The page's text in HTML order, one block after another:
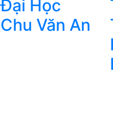
Đại Học
Chu Văn An